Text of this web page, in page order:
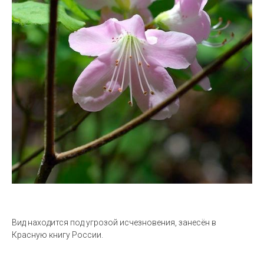
Вид находится под угрозой исчезновения, занесён в
Красную книгу России.